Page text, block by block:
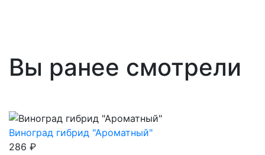
Вы ранее смотрели
Виноград гибрид "Ароматный"
286 ₽